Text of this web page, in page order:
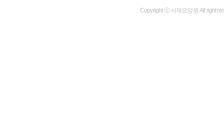
Copyright ⓒ 서재요양원 All right